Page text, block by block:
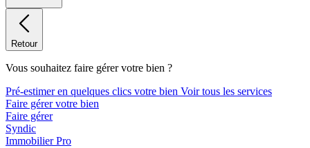
Retour
Vous souhaitez faire gérer votre bien ?
Pré-estimer en quelques clics votre bien Voir tous les services
Faire gérer votre bien
Faire gérer
Syndic
Immobilier Pro